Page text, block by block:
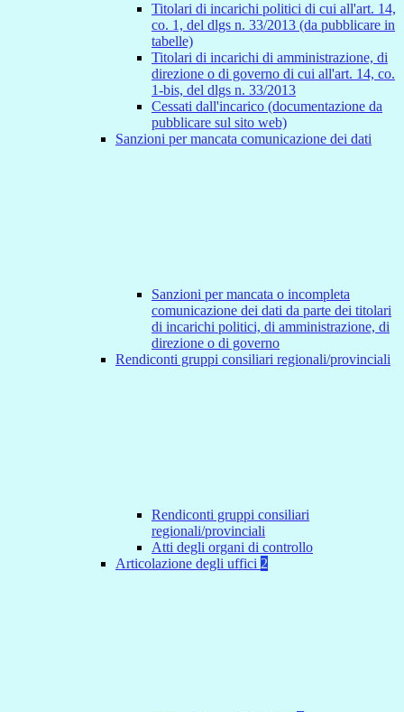
Titolari di incarichi politici di cui all'art. 14,
co. 1, del dlgs n. 33/2013 (da pubblicare in
tabelle)
Titolari di incarichi di amministrazione, di
direzione o di governo di cui all'art. 14, co.
1-bis, del dlgs n. 33/2013
Cessati dall'incarico (documentazione da
pubblicare sul sito web)
Sanzioni per mancata comunicazione dei dati
Sanzioni per mancata o incompleta
comunicazione dei dati da parte dei titolari
di incarichi politici, di amministrazione, di
direzione o di governo
Rendiconti gruppi consiliari regionali/provinciali
Rendiconti gruppi consiliari
regionali/provinciali
Atti degli organi di controllo
Articolazione degli uffici 2